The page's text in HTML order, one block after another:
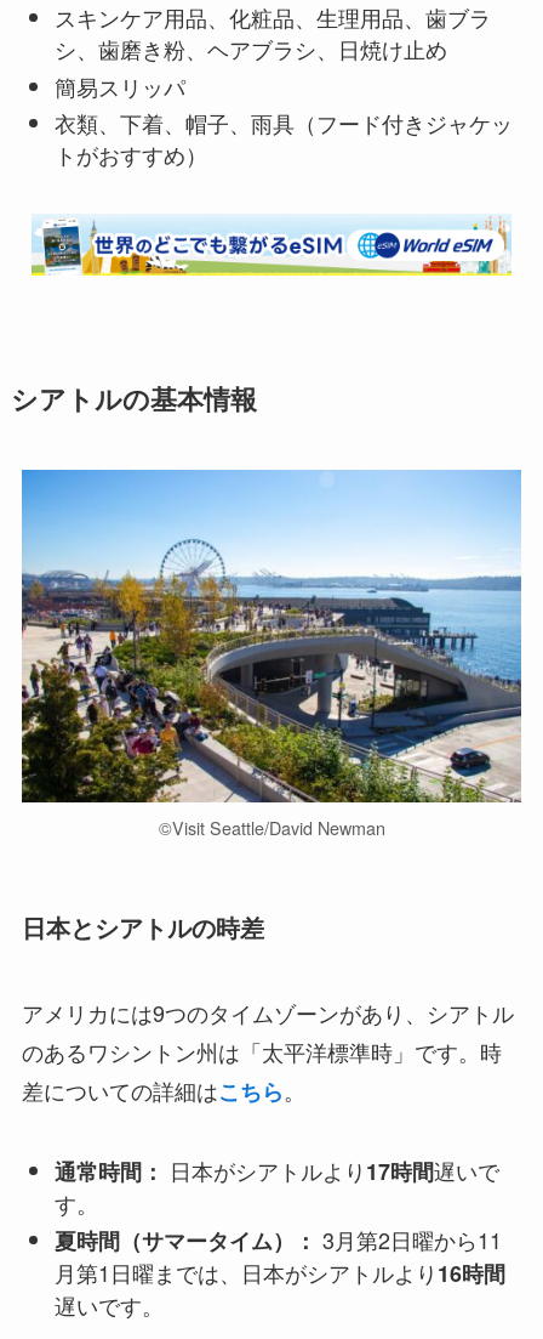
スキンケア用品、化粧品、生理用品、歯ブラ
シ、歯磨き粉、ヘアブラシ、日焼け止め
簡易スリッパ
衣類、下着、帽子、雨具（フード付きジャケッ
トがおすすめ）
シアトルの基本情報
©︎Visit Seattle/David Newman
日本とシアトルの時差
アメリカには9つのタイムゾーンがあり、シアトル
のあるワシントン州は「太平洋標準時」です。時
差についての詳細はこちら。
通常時間： 日本がシアトルより17時間遅いで
す。
夏時間（サマータイム）： 3月第2日曜から11
月第1日曜までは、日本がシアトルより16時間
遅いです。